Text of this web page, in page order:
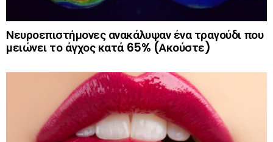
Νευροεπιστήμονες ανακάλυψαν ένα τραγούδι που
μειώνει το άγχος κατά 65% (Ακούστε)